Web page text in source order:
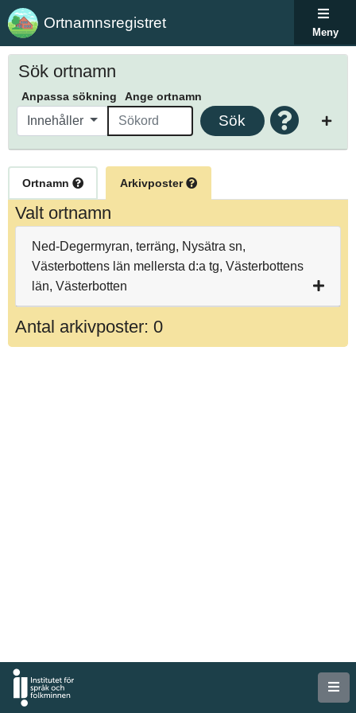
Ortnamnsregistret
Meny
Sök ortnamn
Anpassa sökning Ange ortnamn
Innehåller Sök
Ortnamn Arkivposter
Valt ortnamn
Ned-Degermyran, terräng, Nysätra sn,
Västerbottens län mellersta d:a tg, Västerbottens
län, Västerbotten
Antal arkivposter: 0